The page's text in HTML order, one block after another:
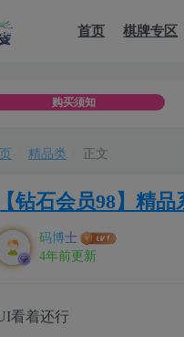
首页 棋牌专区
购买须知
于者承担
精品类 正文
【钻石会员98】精
码博士
4年前更新
看着还行